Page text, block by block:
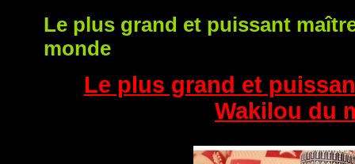
Le plus grand et puissant
monde
Le plus grand et
Wakilou du